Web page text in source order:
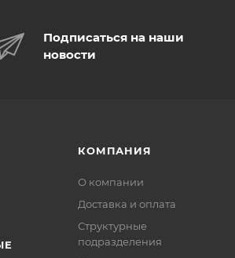
Подписаться на наши
новости
КОМПАНИЯ
О компании
Доставка и оплата
Структурные
подразделения